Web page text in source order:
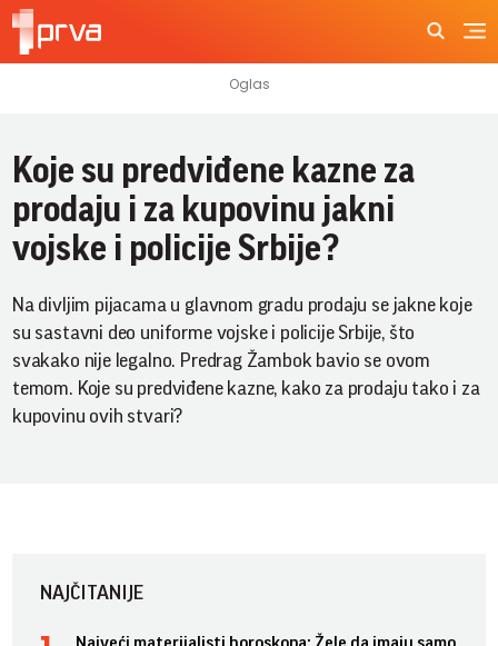
Koje su predviđene kazne za
prodaju i za kupovinu jakni
vojske i policije Srbije?
Na divljim pijacama u glavnom gradu prodaju se jakne koje
su sastavni deo uniforme vojske i policije Srbije, što
svakako nije legalno. Predrag Žambok bavio se ovom
temom. Koje su predviđene kazne, kako za prodaju tako i za
kupovinu ovih stvari?
NAJČITANIJE
Najveći materijalisti horoskopa: Žele da imaju samo